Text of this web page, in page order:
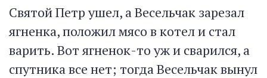
Святой Петр ушел, а Весельчак зарезал
ягненка, положил мясо в котел и стал
варить. Вот ягненок-то уж и сварился, а
спутника все нет; тогда Весельчак вынул